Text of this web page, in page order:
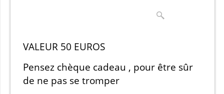
VALEUR 50 EUROS
Pensez chèque cadeau , pour être sûr
de ne pas se tromper